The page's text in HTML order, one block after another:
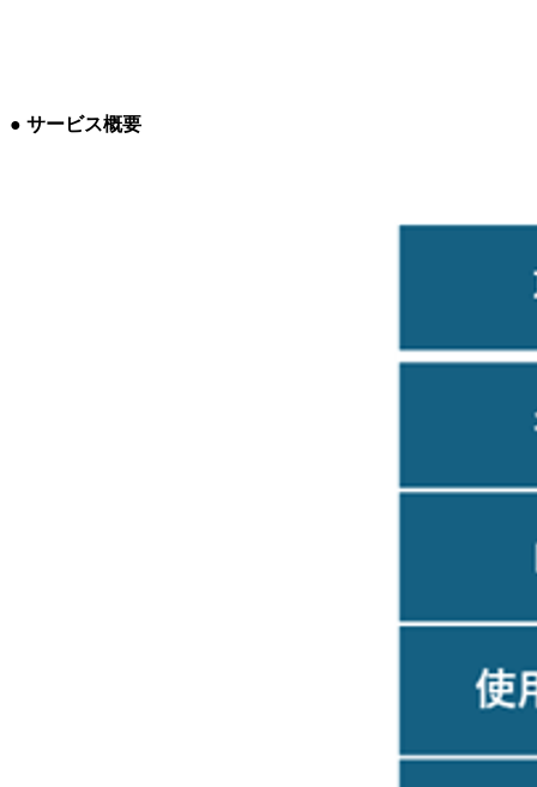
● サービス概要